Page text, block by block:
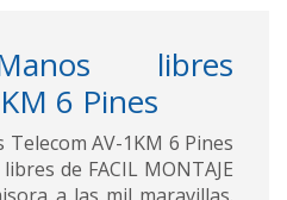
libres
6 Pines
AV-1KM 6 Pines
de FACIL MONTAJE
a las mil maravillas.